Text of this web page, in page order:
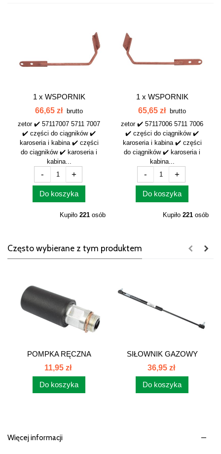
1 x WSPORNIK
BŁOTNIKA
66,65 zł brutto
zetor ✔️ 57117007 5711 7007
✔️ części do ciągników ✔️
karoseria i kabina ✔️ części
do ciągników ✔️ karoseria i
kabina...
- +
Do koszyka
Kupiło 221 osób
1 x WSPORNIK
BŁOTNIKA
65,65 zł brutto
zetor ✔️ 57117006 5711 7006
✔️ części do ciągników ✔️
karoseria i kabina ✔️ części
do ciągników ✔️ karoseria i
kabina...
- +
Do koszyka
Kupiło 221 osób
Często wybierane z tym produktem
POMPKA RĘCZNA
POMPY...
11,95 zł
Do koszyka
SIŁOWNIK GAZOWY
DRZWI I...
36,95 zł
Do koszyka
Więcej informacji